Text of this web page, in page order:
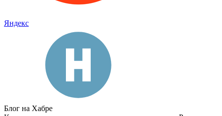
Яндекс
Блог на Хабре